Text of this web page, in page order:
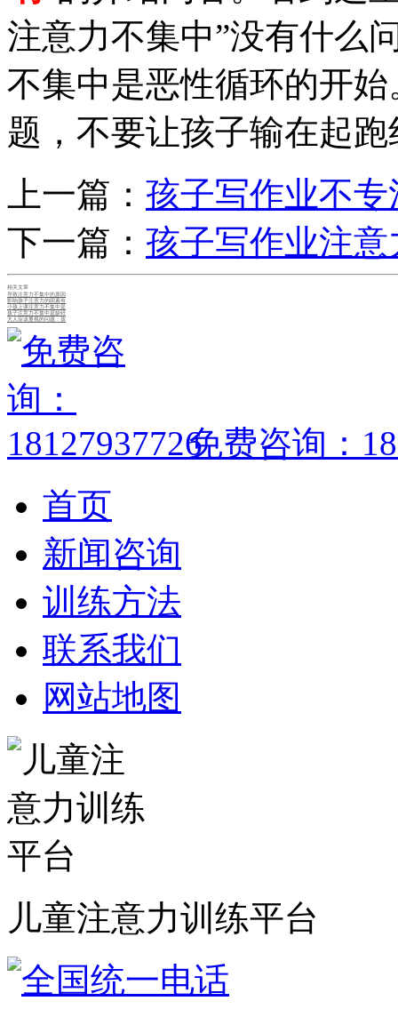
注意力不集中”没有什么
不集中是恶性循环的开
题，不要让孩子输在起跑
上一篇： 孩子写作业不
下一篇： 孩子写作业注
相关文章
导致注意力不集中的原因
影响孩子注意力的因素有
小孩上课注意力不集中是
孩子注意力不集中是缺锌
大人应该重视的问题：孩
免费咨询：
首页
新闻咨询
训练方法
联系我们
网站地图
儿童注意力训练平台